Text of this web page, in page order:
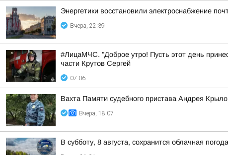
Энергетики восстановили электроснабжение
Вчера, 22:39
#ЛицаМЧС. "Доброе утро! Пусть этот день
части Крутов Сергей
07:06
Вахта Памяти судебного пристава Андрея
Вчера, 18:07
В субботу, 8 августа, сохранится облачная